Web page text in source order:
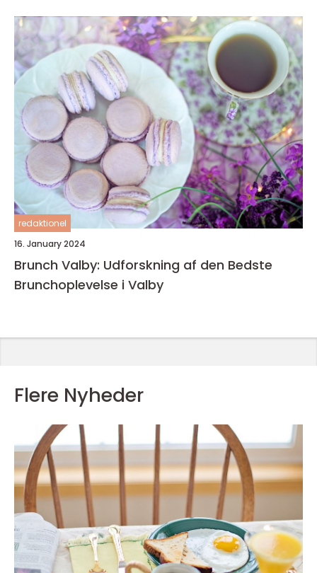
redaktionel
16. January 2024
Brunch Valby: Udforskning af den Bedste
Brunchoplevelse i Valby
Flere Nyheder